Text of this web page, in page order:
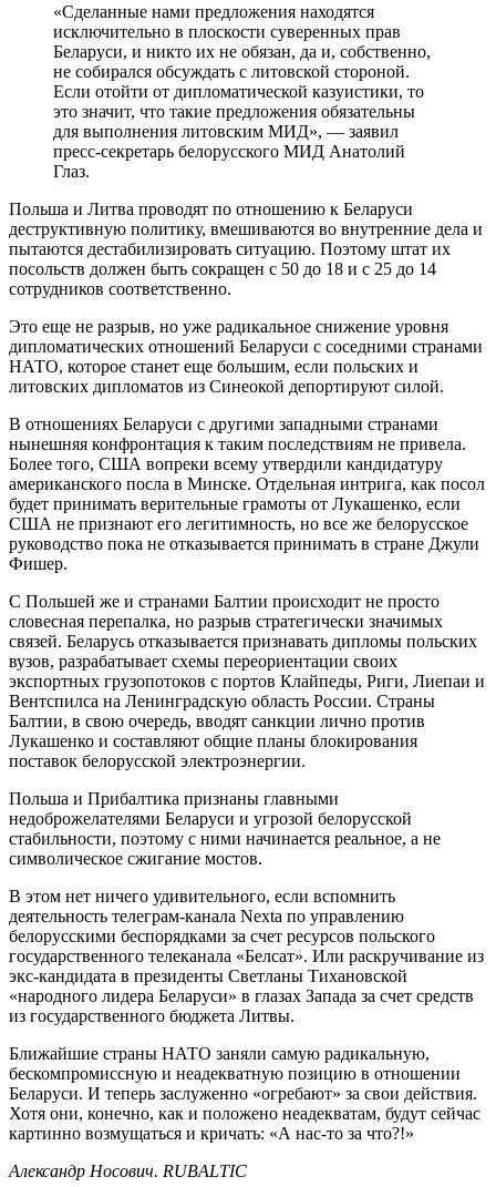
«Сделанные нами предложения находятся
исключительно в плоскости суверенных прав
Беларуси, и никто их не обязан, да и, собственно,
не собирался обсуждать с литовской стороной.
Если отойти от дипломатической казуистики, то
это значит, что такие предложения обязательны
для выполнения литовским МИД», — заявил
пресс-секретарь белорусского МИД Анатолий
Глаз.
Польша и Литва проводят по отношению к Беларуси
деструктивную политику, вмешиваются во внутренние дела и
пытаются дестабилизировать ситуацию. Поэтому штат их
посольств должен быть сокращен с 50 до 18 и с 25 до 14
сотрудников соответственно.
Это еще не разрыв, но уже радикальное снижение уровня
дипломатических отношений Беларуси с соседними странами
НАТО, которое станет еще большим, если польских и
литовских дипломатов из Синеокой депортируют силой.
В отношениях Беларуси с другими западными странами
нынешняя конфронтация к таким последствиям не привела.
Более того, США вопреки всему утвердили кандидатуру
американского посла в Минске. Отдельная интрига, как посол
будет принимать верительные грамоты от Лукашенко, если
США не признают его легитимность, но все же белорусское
руководство пока не отказывается принимать в стране Джули
Фишер.
С Польшей же и странами Балтии происходит не просто
словесная перепалка, но разрыв стратегически значимых
связей. Беларусь отказывается признавать дипломы польских
вузов, разрабатывает схемы переориентации своих
экспортных грузопотоков с портов Клайпеды, Риги, Лиепаи и
Вентспилса на Ленинградскую область России. Страны
Балтии, в свою очередь, вводят санкции лично против
Лукашенко и составляют общие планы блокирования
поставок белорусской электроэнергии.
Польша и Прибалтика признаны главными
недоброжелателями Беларуси и угрозой белорусской
стабильности, поэтому с ними начинается реальное, а не
символическое сжигание мостов.
В этом нет ничего удивительного, если вспомнить
деятельность телеграм-канала Nexta по управлению
белорусскими беспорядками за счет ресурсов польского
государственного телеканала «Белсат». Или раскручивание из
экс-кандидата в президенты Светланы Тихановской
«народного лидера Беларуси» в глазах Запада за счет средств
из государственного бюджета Литвы.
Ближайшие страны НАТО заняли самую радикальную,
бескомпромиссную и неадекватную позицию в отношении
Беларуси. И теперь заслуженно «огребают» за свои действия.
Хотя они, конечно, как и положено неадекватам, будут сейчас
картинно возмущаться и кричать: «А нас-то за что?!»
Александр Носович. RUBALTIC